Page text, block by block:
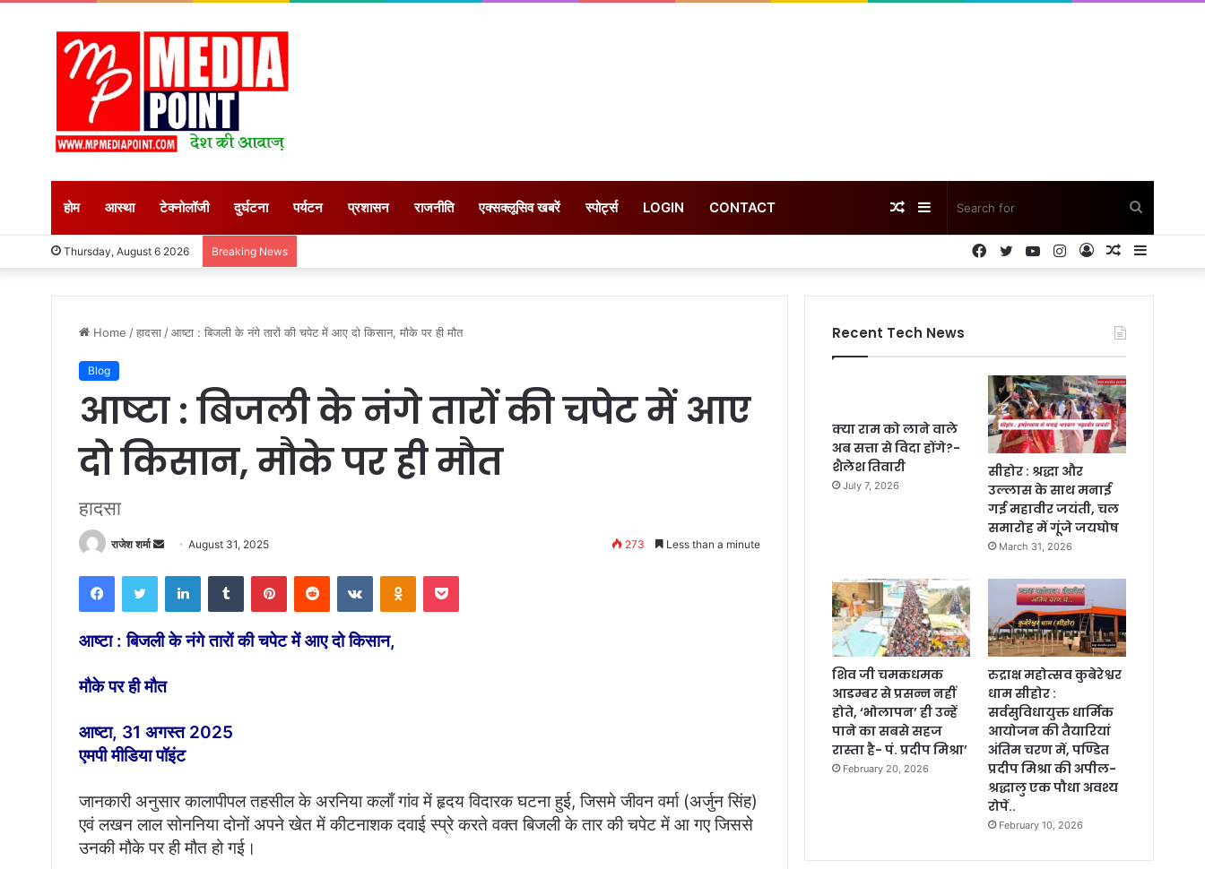
होम आस्था टेक्नोलॉजी दुर्घटना पर्यटन प्रशासन राजनीति एक्सक्लूसिव खबरें स्पोर्ट्स LOGIN CONTACT
for
Sidebar
Random
Thursday, August 6 2026 Breaking News
Random
Log
Instagram
YouTube
Twitter
Facebook
Home /हादसा /आष्टा : बिजली के नंगे तारों की चपेट में आए दो किसान, मौके पर ही मौत
Blog
आष्टा : बिजली के नंगे तारों की चपेट में आए
दो किसान, मौके पर ही मौत
हादसा
राजेश शर्मा
d
a
m
i
l
August 31, 2025 273 Less than a minute
आष्टा : बिजली के नंगे तारों की चपेट में आए दो किसान,
मौके पर ही मौत
आष्टा, 31 अगस्त 2025
एमपी मीडिया पॉइंट
जानकारी अनुसार कालापीपल तहसील के अरनिया कलाँ गांव में हृदय विदारक घटना हुई, जिसमे जीवन वर्मा (अर्जुन सिंह)
एवं लखन लाल सोननिया दोनों अपने खेत में कीटनाशक दवाई स्प्रे करते वक्त बिजली के तार की चपेट में आ गए जिससे
उनकी मौके पर ही मौत हो गई।
Recent Tech News
क्या राम को लाने वाले
अब सत्ता से विदा होंगे?-
शैलेश तिवारी
July 7, 2026
सीहोर : श्रद्धा और
उल्लास के साथ मनाई
गई महावीर जयंती, चल
समारोह में गूंजे जयघोष
March 31, 2026
शिव जी चमकधमक
आडम्बर से प्रसन्न नहीं
होते, ‘भोलापन’ ही उन्हें
पाने का सबसे सहज
रास्ता है- पं. प्रदीप मिश्रा’
February 20, 2026
रुद्राक्ष महोत्सव कुबेरेश्वर
धाम सीहोर :
सर्वसुविधायुक्त धार्मिक
आयोजन की तैयारियां
अंतिम चरण में, पण्डित
प्रदीप मिश्रा की अपील-
श्रद्धालु एक पौधा अवश्य
रोपें..
February 10, 2026